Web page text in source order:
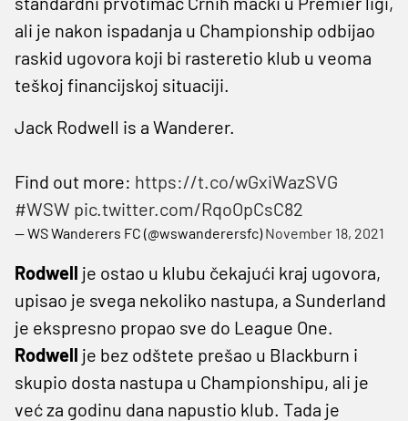
ali je nakon ispadanja u Championship odbijao
raskid ugovora koji bi rasteretio klub u veoma
teškoj financijskoj situaciji.
Jack Rodwell is a Wanderer.
Find out more: https://t.co/wGxiWazSVG
#WSW pic.twitter.com/RqoOpCsC82
— WS Wanderers FC (@wswanderersfc)November 18, 2021
Rodwell je ostao u klubu čekajući kraj ugovora,
upisao je svega nekoliko nastupa, a Sunderland
je ekspresno propao sve do League One.
Rodwell je bez odštete prešao u Blackburn i
skupio dosta nastupa u Championshipu, ali je
već za godinu dana napustio klub. Tada je